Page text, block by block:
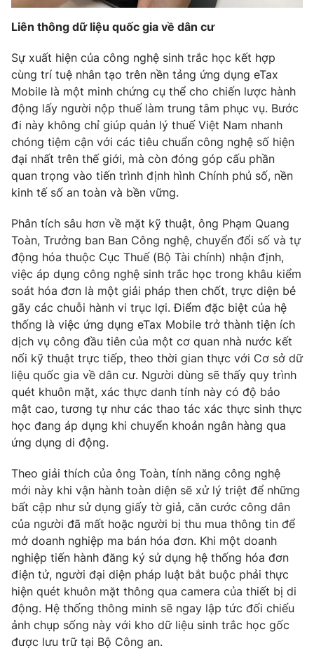
Liên thông dữ liệu quốc gia về dân cư
Sự xuất hiện của công nghệ sinh trắc học kết hợp
cùng trí tuệ nhân tạo trên nền tảng ứng dụng eTax
Mobile là một minh chứng cụ thể cho chiến lược hành
động lấy người nộp thuế làm trung tâm phục vụ. Bước
đi này không chỉ giúp quản lý thuế Việt Nam nhanh
chóng tiệm cận với các tiêu chuẩn công nghệ số hiện
đại nhất trên thế giới, mà còn đóng góp cấu phần
quan trọng vào tiến trình định hình Chính phủ số, nền
kinh tế số an toàn và bền vững.
Phân tích sâu hơn về mặt kỹ thuật, ông Phạm Quang
Toàn, Trưởng ban Ban Công nghệ, chuyển đổi số và tự
động hóa thuộc Cục Thuế (Bộ Tài chính) nhận định,
việc áp dụng công nghệ sinh trắc học trong khâu kiểm
soát hóa đơn là một giải pháp then chốt, trực diện bẻ
gãy các chuỗi hành vi trục lợi. Điểm đặc biệt của hệ
thống là việc ứng dụng eTax Mobile trở thành tiện ích
dịch vụ công đầu tiên của một cơ quan nhà nước kết
nối kỹ thuật trực tiếp, theo thời gian thực với Cơ sở dữ
liệu quốc gia về dân cư. Người dùng sẽ thấy quy trình
quét khuôn mặt, xác thực danh tính này có độ bảo
mật cao, tương tự như các thao tác xác thực sinh thực
học đang áp dụng khi chuyển khoản ngân hàng qua
ứng dụng di động.
Theo giải thích của ông Toàn, tính năng công nghệ
mới này khi vận hành toàn diện sẽ xử lý triệt để những
bất cập như sử dụng giấy tờ giả, căn cước công dân
của người đã mất hoặc người bị thu mua thông tin để
mở doanh nghiệp ma bán hóa đơn. Khi một doanh
nghiệp tiến hành đăng ký sử dụng hệ thống hóa đơn
điện tử, người đại diện pháp luật bắt buộc phải thực
hiện quét khuôn mặt thông qua camera của thiết bị di
động. Hệ thống thông minh sẽ ngay lập tức đối chiếu
ảnh chụp sống này với kho dữ liệu sinh trắc học gốc
được lưu trữ tại Bộ Công an.